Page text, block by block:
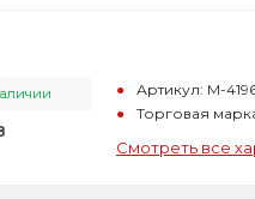
Артикул: M-
Торговая
Смотреть все